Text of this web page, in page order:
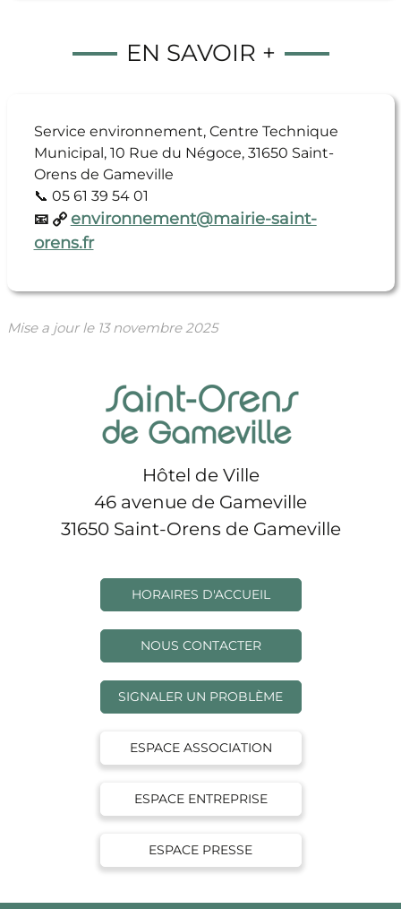
EN SAVOIR +
Service environnement, Centre Technique
Municipal, 10 Rue du Négoce, 31650 Saint-
Orens de Gameville
📞 05 61 39 54 01
📧
environnement@mairie-saint-
orens.fr
Mise a jour le 13 novembre 2025
Hôtel de Ville
46 avenue de Gameville
31650 Saint-Orens de Gameville
HORAIRES D'ACCUEIL
NOUS CONTACTER
SIGNALER UN PROBLÈME
ESPACE ASSOCIATION
ESPACE ENTREPRISE
ESPACE PRESSE